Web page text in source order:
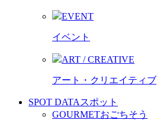
EVENT
イベント
ART / CREATIVE
アート・クリエイティブ
SPOT DATA スポット
GOURMETおごちそう